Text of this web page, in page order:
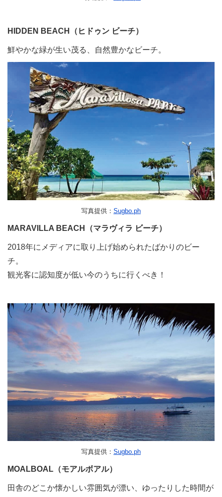
HIDDEN BEACH（ヒドゥン ビーチ）
鮮やかな緑が生い茂る、自然豊かなビーチ。
写真提供： Sugbo.ph
MARAVILLA BEACH（マラヴィラ ビーチ）
2018年にメディアに取り上げ始められたばかりのビー
チ。
観光客に認知度が低い今のうちに行くべき！
写真提供： Sugbo.ph
MOALBOAL（モアルボアル）
田舎のどこか懐かしい雰囲気が漂い、ゆったりした時間が